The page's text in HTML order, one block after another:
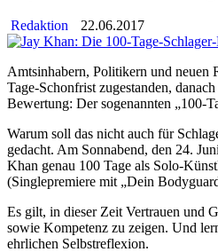
Redaktion 22.06.2017
Amtsinhabern, Politikern und neuen
Tage-Schonfrist zugestanden,
Bewertung: Der sogenannten „100-
Warum soll das nicht auch für
gedacht. Am Sonnabend, den 24.
Khan genau 100 Tage als Solo-
(Singlepremiere mit „Dein
Es gilt, in dieser Zeit Vertrauen und
sowie Kompetenz zu zeigen. Und
ehrlichen Selbstreflexion.